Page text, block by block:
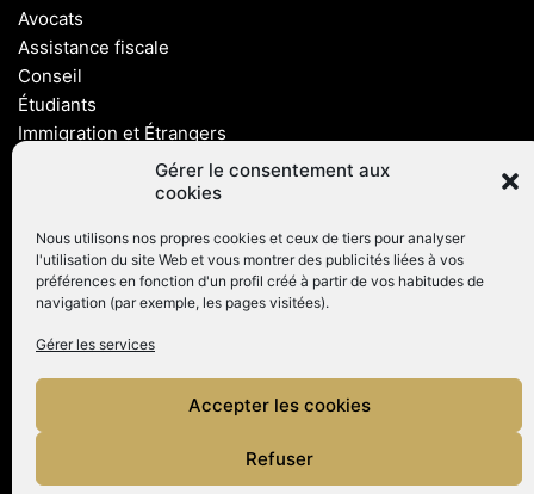
Gérer le consentement aux
cookies
Nous utilisons nos propres cookies et ceux de tiers pour analyser
l'utilisation du site Web et vous montrer des publicités liées à vos
préférences en fonction d'un profil créé à partir de vos habitudes de
navigation (par exemple, les pages visitées).
Gérer les services
Accepter les cookies
Refuser
Avocats
Assistance fiscale
Conseil
Étudiants
Immigration et Étrangers
(+34) 964 631 872
(+34) 676 750 064
AR